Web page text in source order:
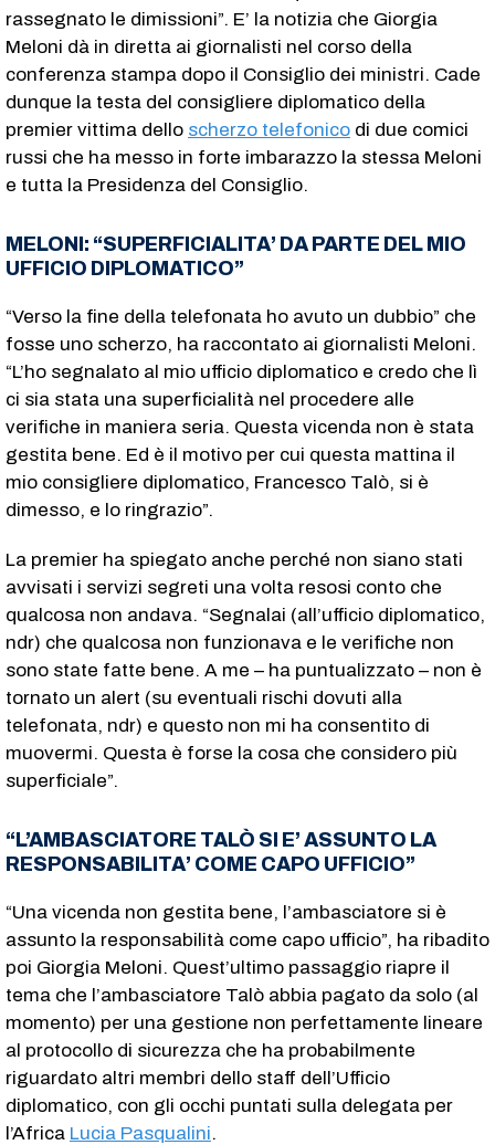
rassegnato le dimissioni”. E’ la notizia che Giorgia
Meloni dà in diretta ai giornalisti nel corso della
conferenza stampa dopo il Consiglio dei ministri. Cade
dunque la testa del consigliere diplomatico della
premier vittima dello scherzo telefonico di due comici
russi che ha messo in forte imbarazzo la stessa Meloni
e tutta la Presidenza del Consiglio.
MELONI: “SUPERFICIALITA’ DA PARTE DEL MIO
UFFICIO DIPLOMATICO”
“Verso la fine della telefonata ho avuto un dubbio” che
fosse uno scherzo, ha raccontato ai giornalisti Meloni.
“L’ho segnalato al mio ufficio diplomatico e credo che lì
ci sia stata una superficialità nel procedere alle
verifiche in maniera seria. Questa vicenda non è stata
gestita bene. Ed è il motivo per cui questa mattina il
mio consigliere diplomatico, Francesco Talò, si è
dimesso, e lo ringrazio”.
La premier ha spiegato anche perché non siano stati
avvisati i servizi segreti una volta resosi conto che
qualcosa non andava. “Segnalai (all’ufficio diplomatico,
ndr) che qualcosa non funzionava e le verifiche non
sono state fatte bene. A me – ha puntualizzato – non è
tornato un alert (su eventuali rischi dovuti alla
telefonata, ndr) e questo non mi ha consentito di
muovermi. Questa è forse la cosa che considero più
superficiale”.
“L’AMBASCIATORE TALÒ SI E’ ASSUNTO LA
RESPONSABILITA’ COME CAPO UFFICIO”
“Una vicenda non gestita bene, l’ambasciatore si è
assunto la responsabilità come capo ufficio”, ha ribadito
poi Giorgia Meloni. Quest’ultimo passaggio riapre il
tema che l’ambasciatore Talò abbia pagato da solo (al
momento) per una gestione non perfettamente lineare
al protocollo di sicurezza che ha probabilmente
riguardato altri membri dello staff dell’Ufficio
diplomatico, con gli occhi puntati sulla delegata per
l’Africa Lucia Pasqualini.